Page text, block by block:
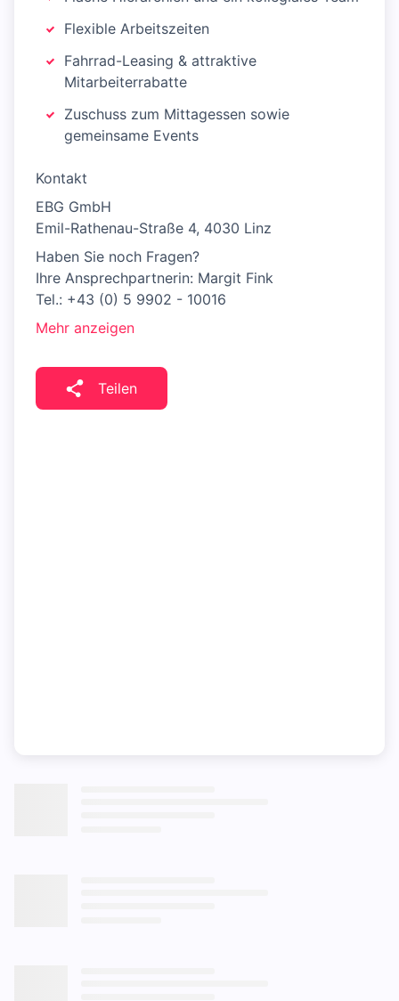
Flexible Arbeitszeiten
Fahrrad-Leasing & attraktive
Mitarbeiterrabatte
Zuschuss zum Mittagessen sowie
gemeinsame Events
Kontakt
EBG GmbH
Emil-Rathenau-Straße 4, 4030 Linz
Haben Sie noch Fragen?
Ihre Ansprechpartnerin: Margit Fink
Tel.: +43 (0) 5 9902 - 10016
Mehr anzeigen
Teilen